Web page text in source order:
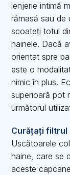
lenjerie intimă
rămasă sau de
scoateți totul
hainele. Dacă
orientat spre
este o
nimic în plus.
superioară pot
următorul
Curățați filtrul
Uscătoarele
haine, care se
aceste